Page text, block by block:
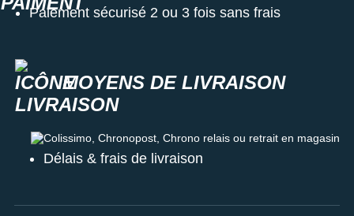
Paiement sécurisé 2 ou 3 fois sans frais
MOYENS DE LIVRAISON
Colissimo, Chronopost, Chrono relais ou retrait en magasin
Délais & frais de livraison